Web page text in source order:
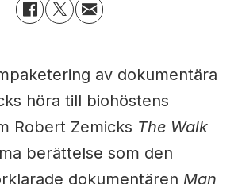
av dokumentära
höra till biohöstens
Robert Zemicks The Walk
berättelse som den
dokumentären Man